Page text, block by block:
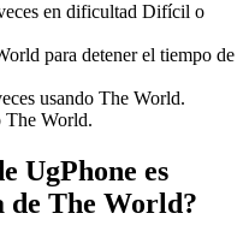
en dificultad Difícil o
para detener el tiempo de
usando The World.
The World.
UgPhone es
de The World?